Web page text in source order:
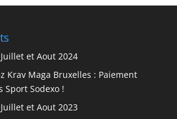
et Aout 2024
Krav Maga Bruxelles : Paiement
Sport Sodexo !
et Aout 2023